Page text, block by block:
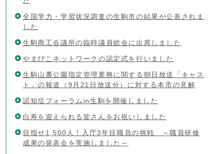
全国学力・学習状況調査の生駒市の結果が公表されま
した
生駒商工会議所の臨時議員総会に出席しました
やまびこネットワークの認定式を行いました
生駒山麓公園指定管理業務に関する朝日放送「キャス
ト」の報道（9月21日放送分）に対する本市の見解
認知症フォーラムin生駒を開催しました
白寿を迎えられる皆さんをお祝いしました
目指せ1,500人！入庁3年目職員の挑戦 ～職員研修
成果の発表会を実施しました～